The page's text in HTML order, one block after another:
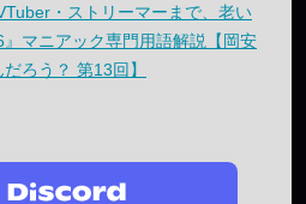
・ストリーマーまで、老い
マニアック専門用語解説【岡安
ろう？ 第13回】